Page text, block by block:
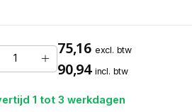
75,16 excl. btw
90,94 incl. btw
1 tot 3 werkdagen